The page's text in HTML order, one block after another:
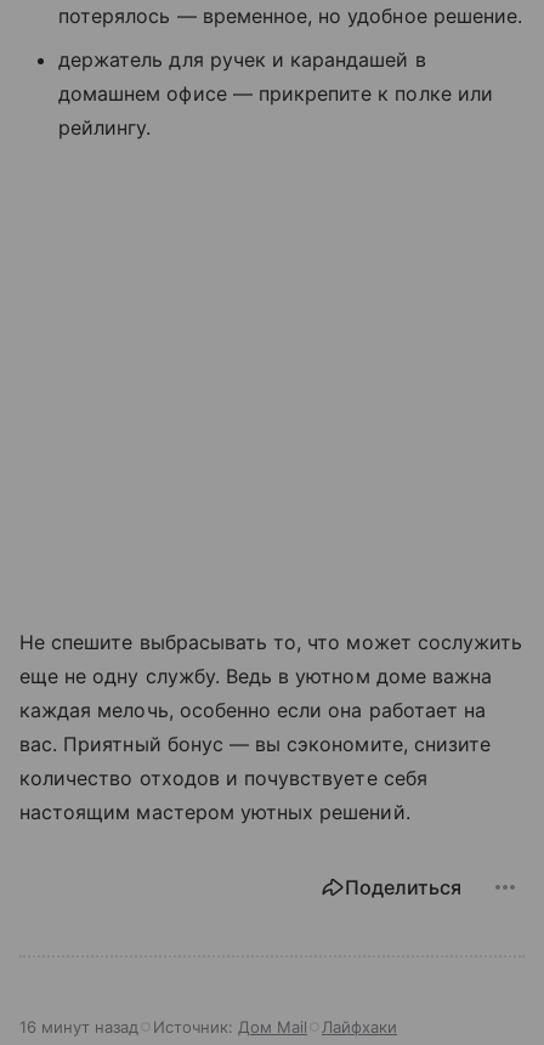
потерялось — временное, но удобное решение.
держатель для ручек и карандашей в
домашнем офисе — прикрепите к полке или
рейлингу.
Не спешите выбрасывать то, что может сослужить
еще не одну службу. Ведь в уютном доме важна
каждая мелочь, особенно если она работает на
вас. Приятный бонус — вы сэкономите, снизите
количество отходов и почувствуете себя
настоящим мастером уютных решений.
Поделиться
16 минут назад Источник: Дом Mail Лайфхаки